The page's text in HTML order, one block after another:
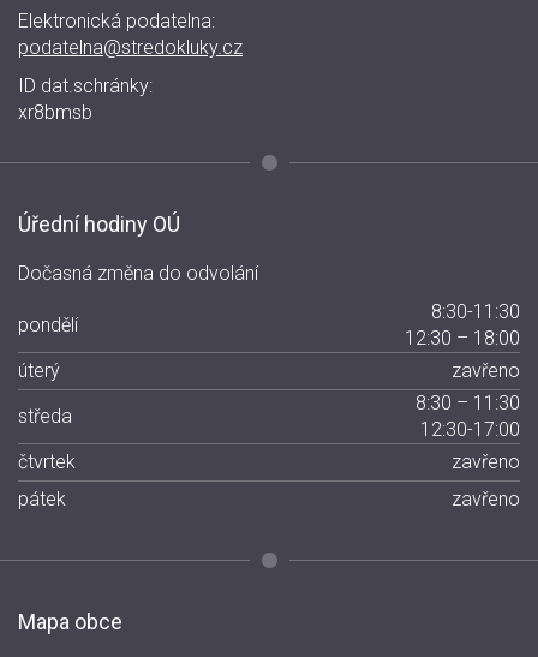
Elektronická podatelna:
podatelna@stredokluky.cz
ID dat.schránky:
xr8bmsb
Úřední hodiny OÚ
Dočasná změna do odvolání
pondělí
8:30-11:30
12:30 – 18:00
úterý
zavřeno
středa
8:30 – 11:30
12:30-17:00
čtvrtek
zavřeno
pátek
zavřeno
Mapa obce